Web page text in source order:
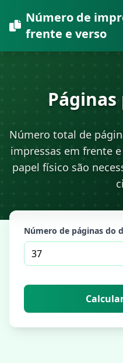
Número de
frente e verso
Número total de
impressas em frente
papel físico são
Número de páginas do